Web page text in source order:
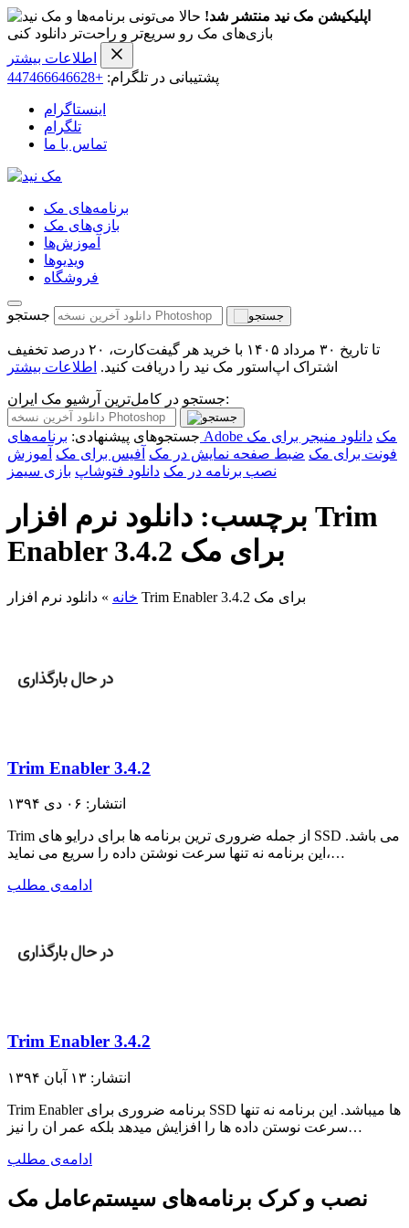
اپلیکیشن مک نید منتشر شد! حالا می‌تونی برنامه‌ها و
بازی‌های مک رو سریع‌تر و راحت‌تر دانلود کنی
اطلاعات بیشتر
پشتیبانی در تلگرام: +447466646628
اینستاگرام
تلگرام
تماس با ما
برنامه‌های مک
بازی‌های مک
آموزش‌ها
ویدیو‌ها
فروشگاه
جستجو
تا تاریخ ۳۰ مرداد ۱۴۰۵ با خرید هر گیفت‌کارت، ۲۰ درصد تخفیف
اشتراک اپ‌استور مک نید را دریافت کنید. اطلاعات بیشتر
جستجو در کامل‌ترین آرشیو مک ایران:
جستجوهای پیشنهادی: برنامه‌های Adobe مک دانلود منیجر برای مک
فونت برای مک ضبط صفحه نمایش در مک آفیس برای مک آموزش
نصب برنامه در مک دانلود فتوشاپ بازی سیمز
برچسب: دانلود نرم افزار Trim
Enabler 3.4.2 برای مک
خانه » دانلود نرم افزار Trim Enabler 3.4.2 برای مک
Trim Enabler 3.4.2
انتشار: ۰۶ دی ۱۳۹۴
Trim از جمله ضروری ترین برنامه ها برای درایو های SSD می باشد.
این برنامه نه تنها سرعت نوشتن داده را سریع می نماید،…
ادامه‌ی مطلب
Trim Enabler 3.4.2
انتشار: ۱۳ آبان ۱۳۹۴
Trim Enabler برنامه ضروری برای SSD ها میباشد. این برنامه نه تنها
سرعت نوستن داده ها را افزایش میدهد بلکه عمر ان را نیز…
ادامه‌ی مطلب
نصب و کرک برنامه‌های سیستم‌عامل مک